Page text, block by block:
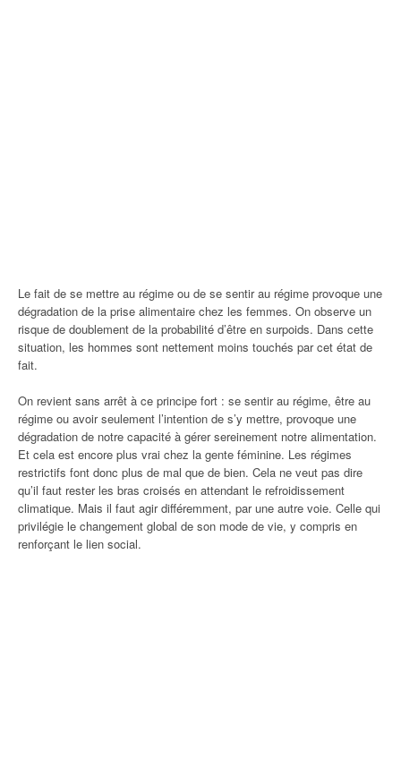
Le fait de se mettre au régime ou de se sentir au régime provoque une
dégradation de la prise alimentaire chez les femmes. On observe un
risque de doublement de la probabilité d’être en surpoids. Dans cette
situation, les hommes sont nettement moins touchés par cet état de
fait.
On revient sans arrêt à ce principe fort : se sentir au régime, être au
régime ou avoir seulement l’intention de s’y mettre, provoque une
dégradation de notre capacité à gérer sereinement notre alimentation.
Et cela est encore plus vrai chez la gente féminine. Les régimes
restrictifs font donc plus de mal que de bien. Cela ne veut pas dire
qu’il faut rester les bras croisés en attendant le refroidissement
climatique. Mais il faut agir différemment, par une autre voie. Celle qui
privilégie le changement global de son mode de vie, y compris en
renforçant le lien social.